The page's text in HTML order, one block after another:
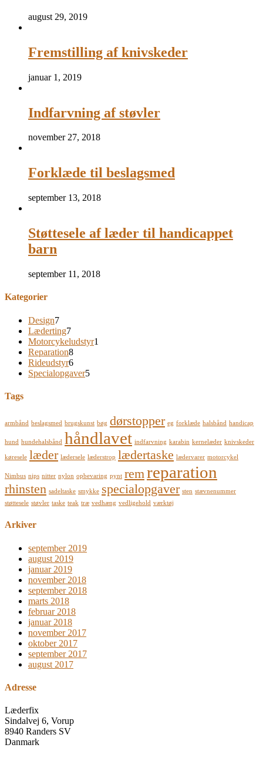
august 29, 2019
Fremstilling af knivskeder
januar 1, 2019
Indfarvning af støvler
november 27, 2018
Forklæde til beslagsmed
september 13, 2018
Støttesele af læder til handicappet
barn
september 11, 2018
Kategorier
Design7
Læderting7
Motorcykeludstyr1
Reparation8
Rideudstyr6
Specialopgaver5
Tags
armbånd beslagsmed brugskunst bøg dørstopper eg forklæde halsbånd handicap
hund hundehalsbånd håndlavet indfarvning karabin kernelæder knivskeder
køresele læder lædersele læderstrop lædertaske lædervarer motorcykel
Nimbus nips nitter nylon opbevaring pynt remreparation
rhinsten sadeltaske smykke specialopgaver sten stævnenummer
støttesele støvler taske teak træ vedhæng vedligehold værktøj
Arkiver
september 2019
august 2019
januar 2019
november 2018
september 2018
marts 2018
februar 2018
januar 2018
november 2017
oktober 2017
september 2017
august 2017
Adresse
Læderfix
Sindalvej 6, Vorup
8940 Randers SV
Danmark